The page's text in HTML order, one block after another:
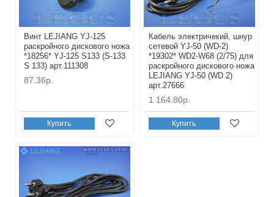
Винт LEJIANG YJ-125
раскройного дискового ножа
*18256* YJ-125 S133 (S-133
S 133) арт.111308
87.36р.
Купить
Кабель электричекий, шнур
сетевой YJ-50 (WD-2)
*19302* WD2-W68 (2/75) для
раскройного дискового ножа
LEJIANG YJ-50 (WD 2)
арт.27666
1 164.80р.
Купить